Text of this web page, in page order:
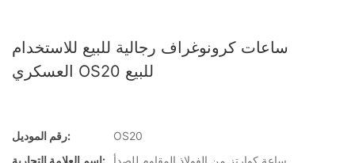
ساعات كرونوغراف رجالية للبيع للاستخدام
العسكري OS20 للبيع
رقم الموديل:
OS20